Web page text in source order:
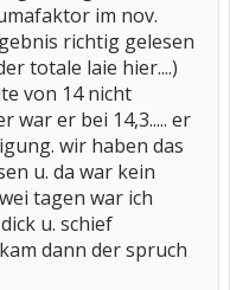
im nov.
richtig gelesen
totale laie hier....)
von 14 nicht
war er bei 14,3..... er
wir haben das
u. da war kein
tagen war ich
u. schief
dann der spruch